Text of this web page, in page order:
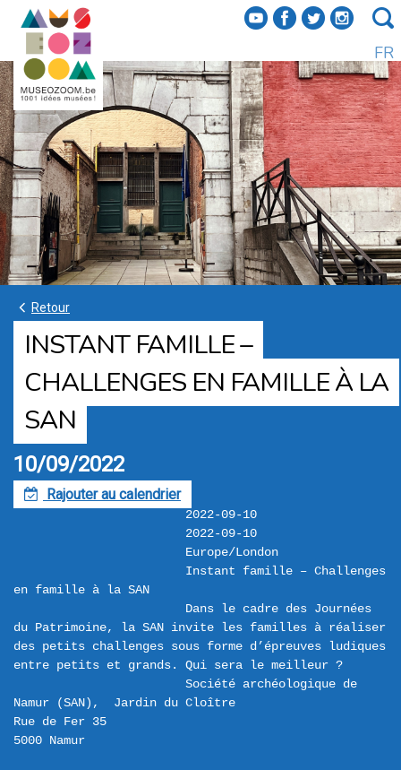
f a b e
FR
k Retour
INSTANT FAMILLE –
CHALLENGES EN FAMILLE À LA
SAN
10/09/2022
F Rajouter au calendrier
2022-09-10
2022-09-10
Europe/London
Instant famille – Challenges
en famille à la SAN
Dans le cadre des Journées
du Patrimoine, la SAN invite les familles à réaliser
des petits challenges sous forme d’épreuves ludiques
entre petits et grands. Qui sera le meilleur ?
Société archéologique de
Namur (SAN),  Jardin du Cloître
Rue de Fer 35